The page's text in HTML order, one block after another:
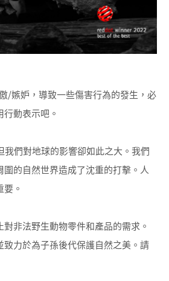
/嫉妒，導致一些傷害行為的發生，必
動表示吧。
我們對地球的影響卻如此之大。我們
的自然世界造成了沈重的打擊。人
。
非法野生動物零件和產品的需求。
力於為子孫後代保護自然之美。請